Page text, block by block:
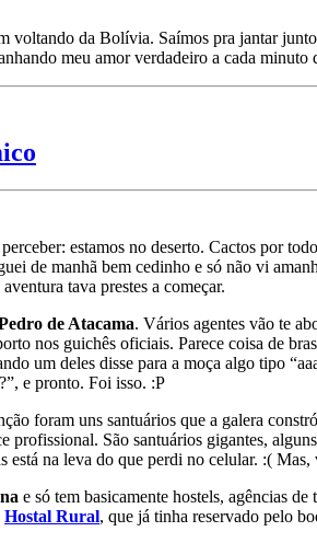
da Bolívia. Saímos pra jantar
meu amor verdadeiro a cada minuto
estamos no deserto. Cactos por
de manhã bem cedinho e só não vi
tava prestes a começar.
de Atacama. Vários agentes vão te
nos guichês oficiais. Parece coisa de
um deles disse para a moça algo tipo
e pronto. Foi isso. :P
foram uns santuários que a galera
São santuários gigantes,
está na leva do que perdi no celular. :( Mas,
e só tem basicamente hostels, agências
Hostal Rural, que já tinha reservado pelo